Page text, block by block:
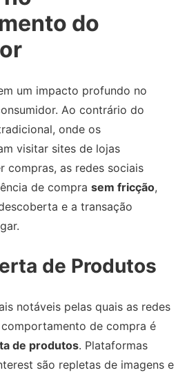
do
um impacto profundo no
Ao contrário do
onde os
visitar sites de lojas
compras, as redes sociais
de compra sem fricção,
e a transação
de Produtos
notáveis pelas quais as redes
de compra é
de produtos. Plataformas
são repletas de imagens e